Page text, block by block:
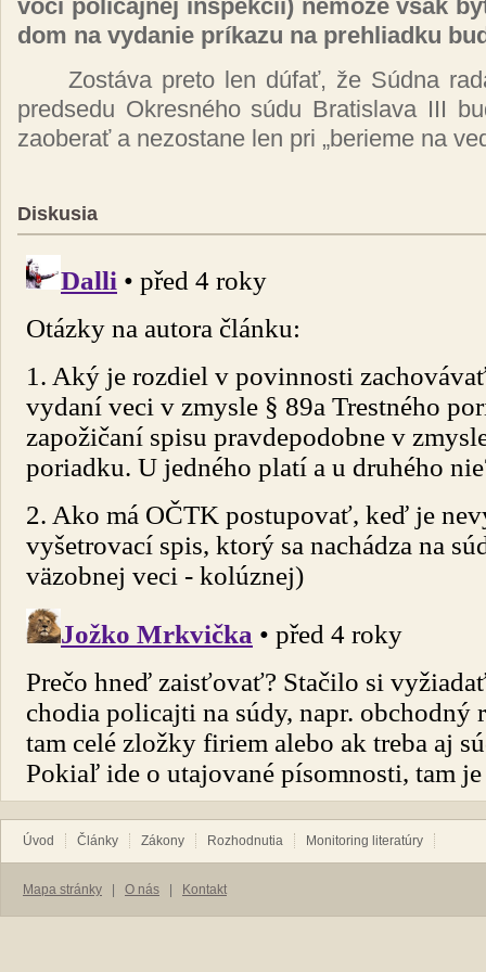
vo­či po­li­caj­nej in­špek­cii) ne­mô­že však
dom na vy­da­nie prí­ka­zu na pre­hliad­ku
Zos­tá­va pre­to len dú­fať, že Súd­na
pred­se­du Ok­res­né­ho sú­du Bra­tis­la­va III
za­obe­rať a ne­zos­ta­ne len pri „be­rie­me na
Diskusia
Úvod Články Zákony Rozhodnutia Monitoring literatúry
Mapa stránky O nás Kontakt